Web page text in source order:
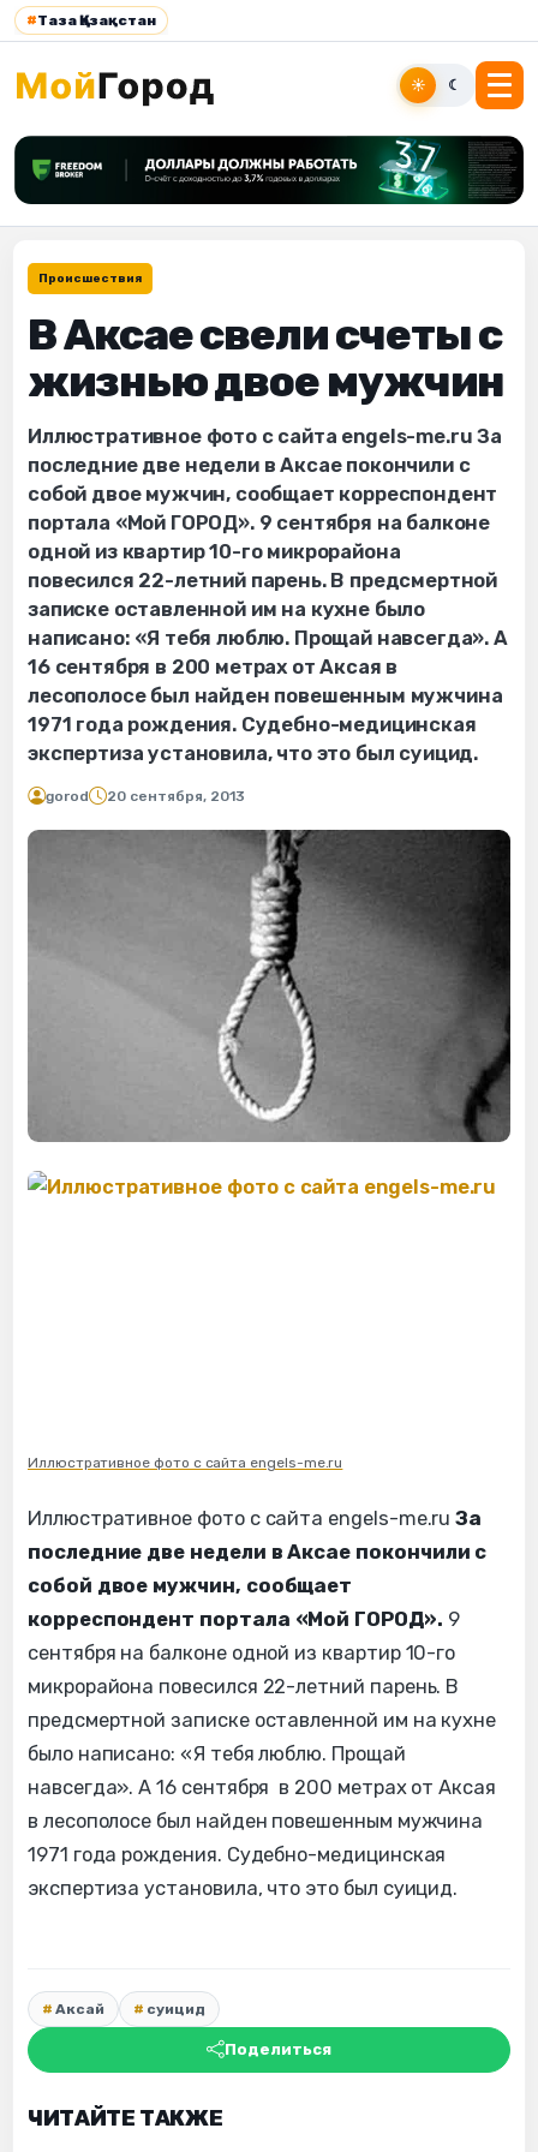
#Таза Қазақстан
☀ ☾
Происшествия
В Аксае свели счеты с
жизнью двое мужчин
Иллюстративное фото с сайта engels-me.ru За
последние две недели в Аксае покончили с
собой двое мужчин, сообщает корреспондент
портала «Мой ГОРОД». 9 сентября на балконе
одной из квартир 10-го микрорайона
повесился 22-летний парень. В предсмертной
записке оставленной им на кухне было
написано: «Я тебя люблю. Прощай навсегда». А
16 сентября в 200 метрах от Аксая в
лесополосе был найден повешенным мужчина
1971 года рождения. Судебно-медицинская
экспертиза установила, что это был суицид.
gorod 20 сентября, 2013
Иллюстративное фото с сайта engels-me.ru
Иллюстративное фото с сайта engels-me.ruЗа
последние две недели в Аксае покончили с
собой двое мужчин, сообщает
корреспондент портала «Мой ГОРОД». 9
сентября на балконе одной из квартир 10-го
микрорайона повесился 22-летний парень. В
предсмертной записке оставленной им на кухне
было написано: «Я тебя люблю. Прощай
навсегда». А 16 сентября в 200 метрах от Аксая
в лесополосе был найден повешенным мужчина
1971 года рождения. Судебно-медицинская
экспертиза установила, что это был суицид.
Аксай суицид
Поделиться
ЧИТАЙТЕ ТАКЖЕ